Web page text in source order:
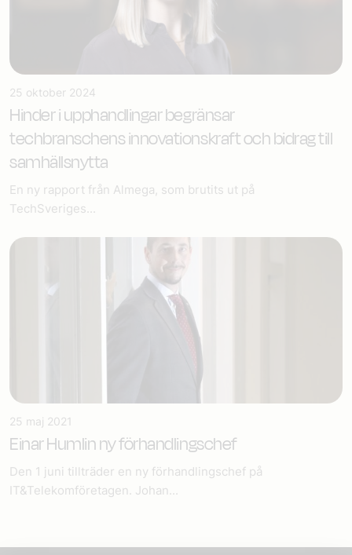
25 oktober 2024
Hinder i upphandlingar begränsar
techbranschens innovationskraft och bidrag till
samhällsnytta
En ny rapport från Almega, som brutits ut på
TechSveriges...
25 maj 2021
Einar Humlin ny förhandlingschef
Den 1 juni tillträder en ny förhandlingschef på
IT&Telekomföretagen. Johan...